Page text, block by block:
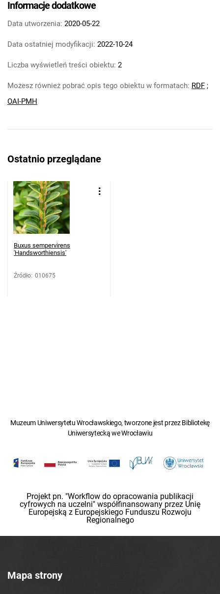
Informacje dodatkowe
Data utworzenia: 2020-05-22
Data ostatniej modyfikacji: 2022-10-24
Liczba wyświetleń treści obiektu: 2
Możesz również pobrać opis tego obiektu w formatach: RDF ;
OAI-PMH
Ostatnio przeglądane
Buxus sempervirens
'Handsworthiensis'
Źródło: 010675
Muzeum Uniwersytetu Wrocławskiego, tworzone jest przez Bibliotekę
Uniwersytecką we Wrocławiu
Projekt pn. "Workflow do opracowania publikacji
cyfrowych na uczelni" współfinansowany przez Unię
Europejską z Europejskiego Funduszu Rozwoju
Regionalnego
Mapa strony